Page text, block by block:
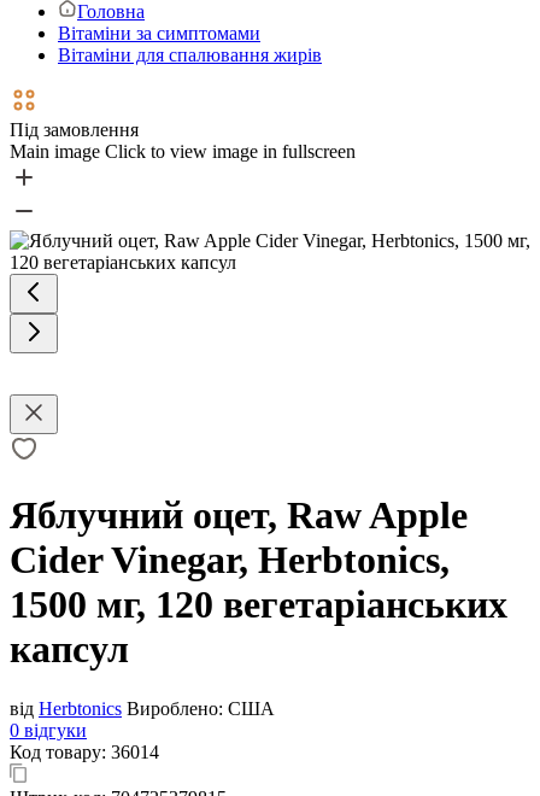
Головна
Вітаміни за симптомами
Вітаміни для спалювання жирів
Під замовлення
Main image Click to view image in fullscreen
Яблучний оцет, Raw Apple
Cider Vinegar, Herbtonics,
1500 мг, 120 вегетаріанських
капсул
від Herbtonics Вироблено: США
0 відгуки
Код товару: 36014